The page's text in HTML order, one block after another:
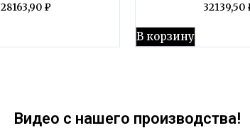
28163,90 ₽ 32139,50
В корзину
Видео с нашего производства!